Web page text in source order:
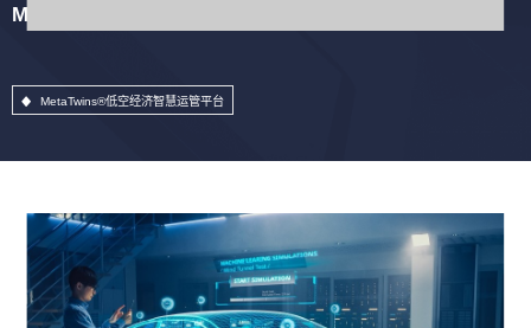
MetaTwins®低空经济智慧运管平台
MetaTwins®低空经济智慧运管平台